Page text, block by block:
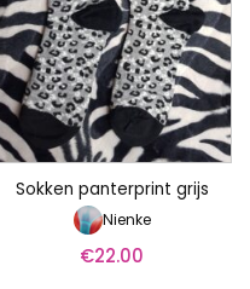
Sokken panterprint grijs
Nienke
€22.00